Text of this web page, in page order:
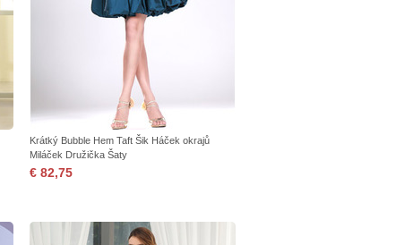
Krátký Bubble Hem Taft Šik Háček okrajů
Miláček Družička Šaty
€ 82,75